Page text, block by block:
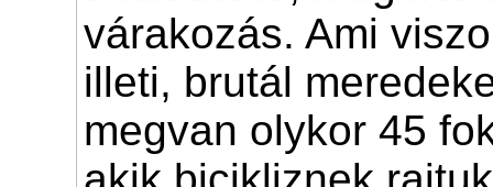
várakozás. Ami
illeti, brutál
megvan olykor 45